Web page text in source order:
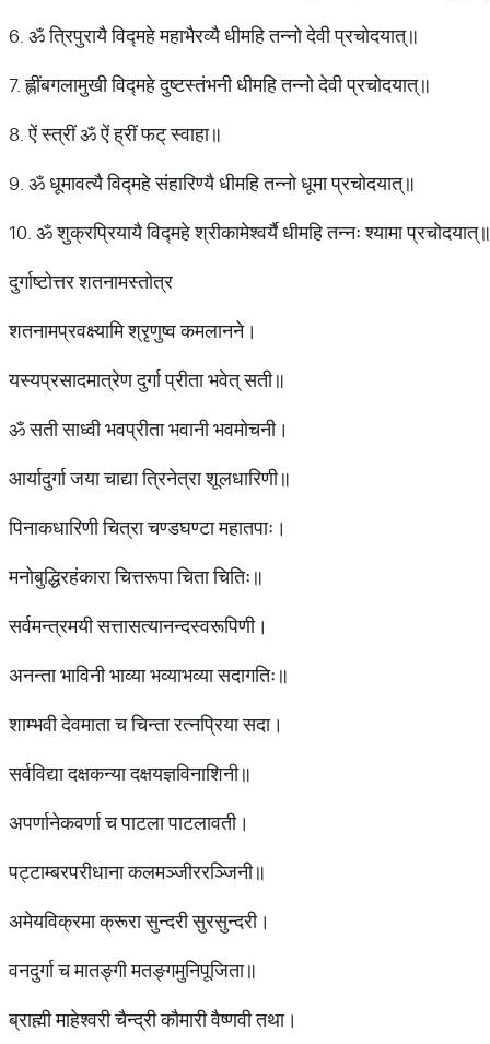
6. ॐ त्रिपुरायै विद्महे महाभैरव्यै धीमहि तन्नो देवी प्रचोदयात्॥
7. ह्लींबगलामुखी विद्महे दुष्टस्तंभनी धीमहि तन्नो देवी प्रचोदयात्॥
8. ऐं स्त्रीं ॐ ऐं ह्रीं फट् स्वाहा॥
9. ॐ धूमावत्यै विद्महे संहारिण्यै धीमहि तन्नो धूमा प्रचोदयात्॥
10. ॐ शुक्रप्रियायै विद्महे श्रीकामेश्वर्यै धीमहि तन्नः श्यामा प्रचोदयात्॥
दुर्गाष्टोत्तर शतनामस्तोत्र
शतनामप्रवक्ष्यामि श्रृणुष्व कमलानने।
यस्यप्रसादमात्रेण दुर्गा प्रीता भवेत् सती॥
ॐ सती साध्वी भवप्रीता भवानी भवमोचनी।
आर्यादुर्गा जया चाद्या त्रिनेत्रा शूलधारिणी॥
पिनाकधारिणी चित्रा चण्डघण्टा महातपाः।
मनोबुद्धिरहंकारा चित्तरूपा चिता चितिः॥
सर्वमन्त्रमयी सत्तासत्यानन्दस्वरूपिणी।
अनन्ता भाविनी भाव्या भव्याभव्या सदागतिः॥
शाम्भवी देवमाता च चिन्ता रत्नप्रिया सदा।
सर्वविद्या दक्षकन्या दक्षयज्ञविनाशिनी॥
अपर्णानेकवर्णा च पाटला पाटलावती।
पट्टाम्बरपरीधाना कलमञ्जीररञ्जिनी॥
अमेयविक्रमा क्रूरा सुन्दरी सुरसुन्दरी।
वनदुर्गा च मातङ्गी मतङ्गमुनिपूजिता॥
ब्राह्मी माहेश्वरी चैन्द्री कौमारी वैष्णवी तथा।